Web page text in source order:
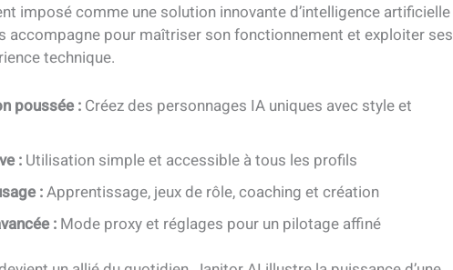
imposé comme une solution innovante d’intelligence artificielle
accompagne pour maîtriser son fonctionnement et exploiter ses
technique.
poussée : Créez des personnages IA uniques avec style et
: Utilisation simple et accessible à tous les profils
:Apprentissage, jeux de rôle, coaching et création
: Mode proxy et réglages pour un pilotage affiné